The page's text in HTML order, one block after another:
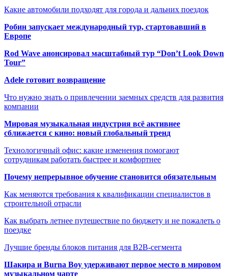
Какие автомобили подходят для города и дальних поездок
Робин запускает международный тур, стартовавший в
Европе
Rod Wave анонсировал масштабный тур “Don’t Look Down
Tour”
Adele готовит возвращение
Что нужно знать о привлечении заемных средств для развития
компании
Мировая музыкальная индустрия всё активнее
сближается с кино: новый глобальный тренд
Технологичный офис: какие изменения помогают
сотрудникам работать быстрее и комфортнее
Почему непрерывное обучение становится обязательным
Как меняются требования к квалификации специалистов в
строительной отрасли
Как выбрать летнее путешествие по бюджету и не пожалеть о
поездке
Лучшие бренды блоков питания для B2B-сегмента
Шакира и Burna Boy удерживают первое место в мировом
музыкальном чарте